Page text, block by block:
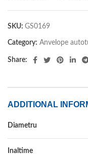
SKU: GS0169
Category: Anvelope
Share:
ADDITIONAL
Diametru
Inaltime